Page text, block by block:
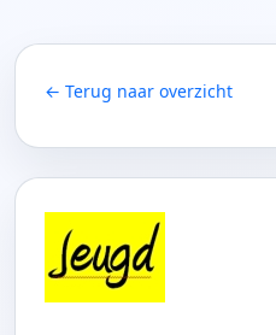
← Terug naar overzicht